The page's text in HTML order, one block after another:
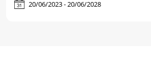
20/06/2023 - 20/06/2028